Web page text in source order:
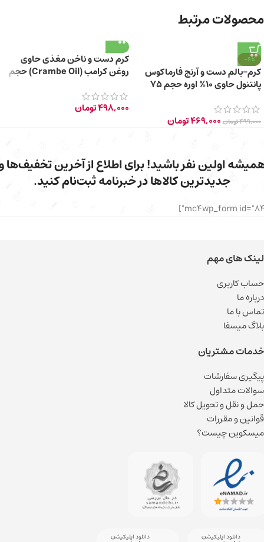
محصولات مرتبط
-6%
کرم-بالم دست و آرنج فارماکوس
پانتنول حاوی 10% اوره حجم 75
499,000تومان 469,000تومان
کرم دست و ناخن مغذی حاوی
روغن کرامب (Crambe Oil) حجم
498,000تومان
اولین نفر باشید! برای اطلاع از آخرین تخفیف‌ها
جدیدترین کالاها در خبرنامه ثبت‌نام کنید.
لینک های مهم
حساب کاربری
درباره ما
تماس با ما
بلاگ میسفا
خدمات مشتریان
پیگیری سفارشات
سوالات متداول
حمل و نقل و تحویل کالا
قوانین و مقررات
میسکوین چیست؟
دانلود اپلیکیشن دانلود اپلیکیشن